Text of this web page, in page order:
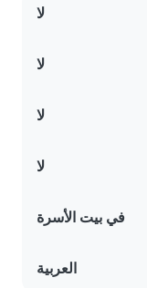
لا
لا
لا
لا
في بيت الأسرة
العربية